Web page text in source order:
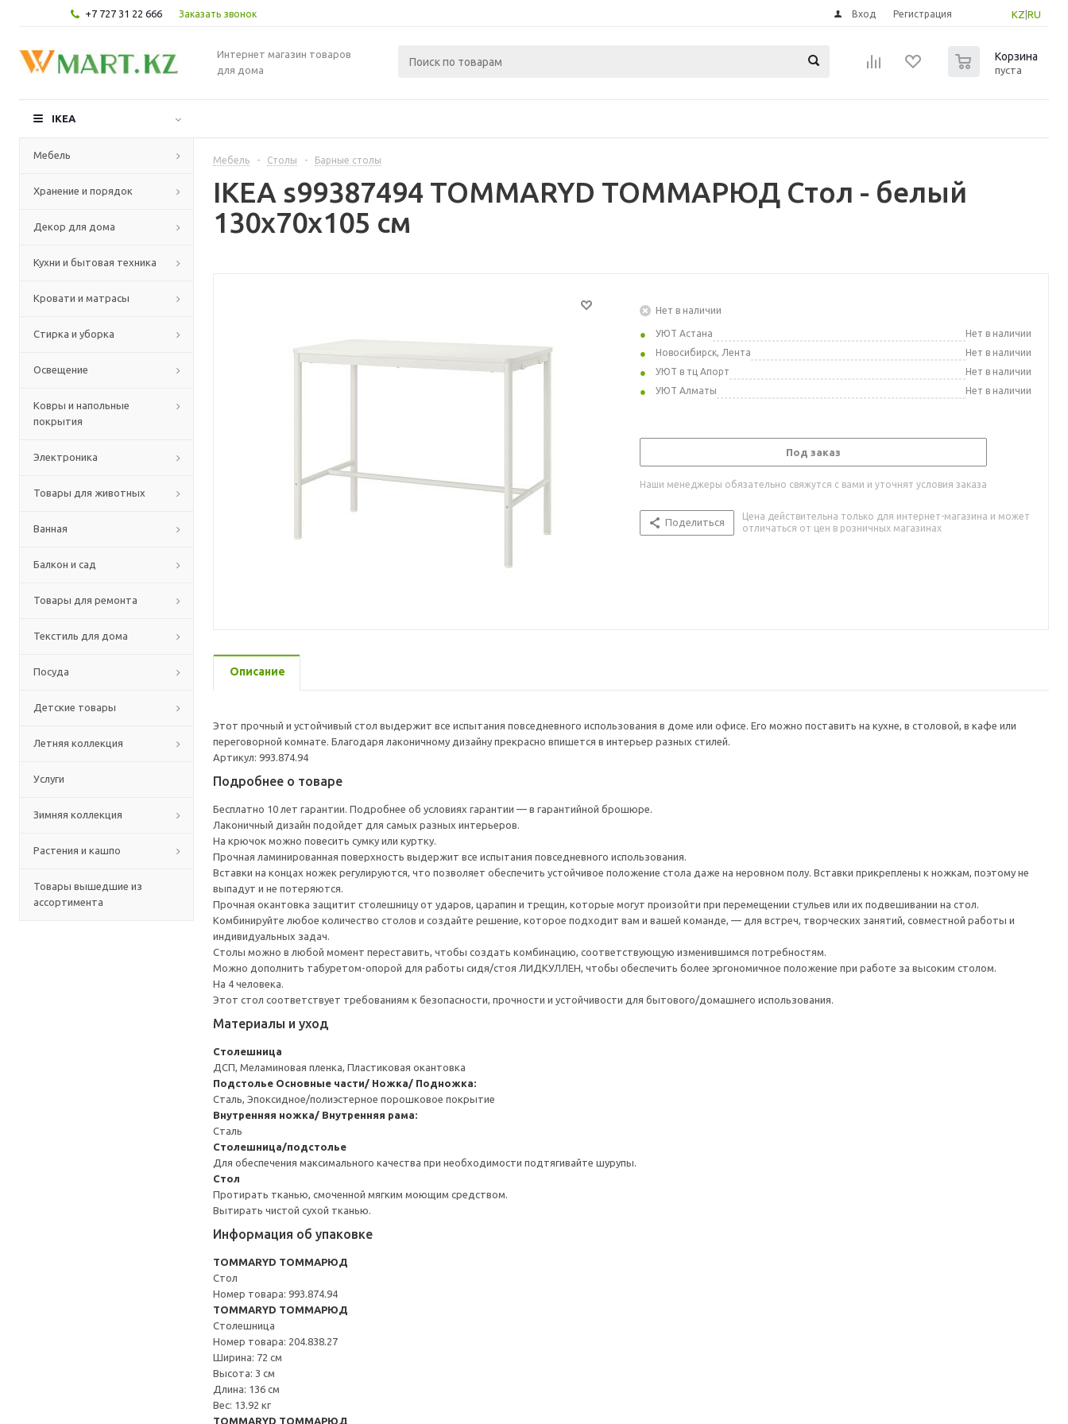
+7 727 31 22 666 Заказать звонок KZ RU
Вход Регистрация
Интернет магазин товаров
для дома
Корзина
пуста
IKEA
Мебель
Хранение и порядок
Декор для дома
Кухни и бытовая техника
Кровати и матрасы
Стирка и уборка
Освещение
Ковры и напольные
покрытия
Электроника
Товары для животных
Ванная
Балкон и сад
Товары для ремонта
Текстиль для дома
Посуда
Детские товары
Летняя коллекция
Услуги
Зимняя коллекция
Растения и кашпо
Товары вышедшие из
ассортимента
Мебель - Столы - Барные столы
IKEA s99387494 TOMMARYD ТОММАРЮД Стол - белый
130x70x105 см
Нет в наличии
УЮТ Астана
Нет в наличии
Новосибирск, Лента
Нет в наличии
УЮТ в тц Апорт
Нет в наличии
УЮТ Алматы
Нет в наличии
Под заказ
Наши менеджеры обязательно свяжутся с вами и уточнят условия заказа
Поделиться
Цена действительна только для интернет-магазина и может
отличаться от цен в розничных магазинах
Описание
Этот прочный и устойчивый стол выдержит все испытания повседневного использования в доме или офисе. Его можно поставить на кухне, в столовой, в кафе или
переговорной комнате. Благодаря лаконичному дизайну прекрасно впишется в интерьер разных стилей.
Артикул: 993.874.94
Подробнее о товаре
Бесплатно 10 лет гарантии. Подробнее об условиях гарантии — в гарантийной брошюре.
Лаконичный дизайн подойдет для самых разных интерьеров.
На крючок можно повесить сумку или куртку.
Прочная ламинированная поверхность выдержит все испытания повседневного использования.
Вставки на концах ножек регулируются, что позволяет обеспечить устойчивое положение стола даже на неровном полу. Вставки прикреплены к ножкам, поэтому не
выпадут и не потеряются.
Прочная окантовка защитит столешницу от ударов, царапин и трещин, которые могут произойти при перемещении стульев или их подвешивании на стол.
Комбинируйте любое количество столов и создайте решение, которое подходит вам и вашей команде, — для встреч, творческих занятий, совместной работы и
индивидуальных задач.
Столы можно в любой момент переставить, чтобы создать комбинацию, соответствующую изменившимся потребностям.
Можно дополнить табуретом-опорой для работы сидя/стоя ЛИДКУЛЛЕН, чтобы обеспечить более эргономичное положение при работе за высоким столом.
На 4 человека.
Этот стол соответствует требованиям к безопасности, прочности и устойчивости для бытового/домашнего использования.
Материалы и уход
Столешница
ДСП, Меламиновая пленка, Пластиковая окантовка
Подстолье Основные части/ Ножка/ Подножка:
Сталь, Эпоксидное/полиэстерное порошковое покрытие
Внутренняя ножка/ Внутренняя рама:
Сталь
Столешница/подстолье
Для обеспечения максимального качества при необходимости подтягивайте шурупы.
Стол
Протирать тканью, смоченной мягким моющим средством.
Вытирать чистой сухой тканью.
Информация об упаковке
TOMMARYD ТОММАРЮД
Стол
Номер товара: 993.874.94
TOMMARYD ТОММАРЮД
Столешница
Номер товара: 204.838.27
Ширина: 72 см
Высота: 3 см
Длина: 136 см
Вес: 13.92 кг
TOMMARYD ТОММАРЮД